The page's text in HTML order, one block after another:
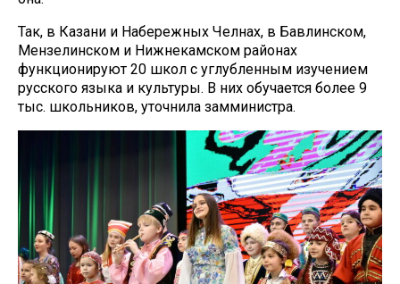
Так, в Казани и Набережных Челнах, в Бавлинском,
Мензелинском и Нижнекамском районах
функционируют 20 школ с углубленным изучением
русского языка и культуры. В них обучается более 9
тыс. школьников, уточнила замминистра.